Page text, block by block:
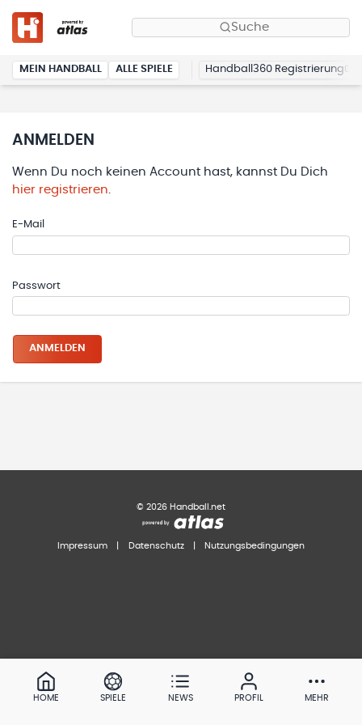
Suche
MEIN HANDBALL ALLE SPIELE Handball360 Registrierung
ANMELDEN
Wenn Du noch keinen Account hast, kannst Du Dich
hier registrieren.
E-Mail
Passwort
ANMELDEN
© 2026 Handball.net
Impressum Datenschutz Nutzungsbedingungen
HOME SPIELE NEWS PROFIL MEHR